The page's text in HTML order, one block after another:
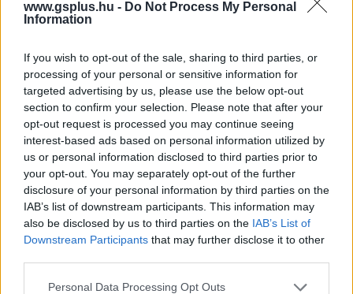
www.gsplus.hu - Do Not Process My Personal
Information
If you wish to opt-out of the sale, sharing to third parties, or
processing of your personal or sensitive information for
targeted advertising by us, please use the below opt-out
section to confirm your selection. Please note that after your
opt-out request is processed you may continue seeing
interest-based ads based on personal information utilized by
us or personal information disclosed to third parties prior to
your opt-out. You may separately opt-out of the further
disclosure of your personal information by third parties on the
IAB’s list of downstream participants. This information may
also be disclosed by us to third parties on the IAB’s List of
Downstream Participants that may further disclose it to other
Please note that this website/app uses one or more Google
Personal Data Processing Opt Outs
Zombik, exek és elnöki káosz: jön a Hellhound,
Marisa Tomei, Sam Rockwell és Chris Messina
főszereplésével
| 2025.05.19 07:03
Cannes-ban jelentették be az új zombis vígjátékot.